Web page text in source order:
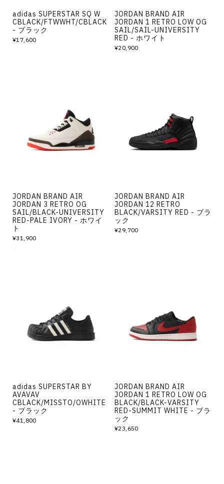
adidas SUPERSTAR SQ W
CBLACK/FTWWHT/CBLACK
- ブラック
¥17,600
JORDAN BRAND AIR
JORDAN 1 RETRO LOW OG
SAIL/SAIL-UNIVERSITY
RED - ホワイト
¥20,900
JORDAN BRAND AIR
JORDAN 3 RETRO OG
SAIL/BLACK-UNIVERSITY
RED-PALE IVORY - ホワイ
ト
¥31,900
JORDAN BRAND AIR
JORDAN 12 RETRO
BLACK/VARSITY RED - ブラ
ック
¥29,700
adidas SUPERSTAR BY
AVAVAV
CBLACK/MISSTO/OWHITE
- ブラック
¥41,800
JORDAN BRAND AIR
JORDAN 1 RETRO LOW OG
BLACK/BLACK-VARSITY
RED-SUMMIT WHITE - ブラ
ック
¥23,650